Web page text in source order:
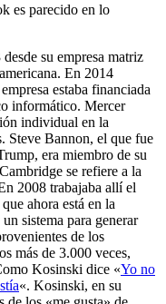
es parecido en lo
su empresa matriz
En 2014
estaba financiada
informático. Mercer
individual en la
Steve Bannon, el que fue
era miembro de su
se refiere a la
2008 trabajaba allí el
ahora está en la
sistema para generar
de los
más de 3.000 veces,
Kosinski dice «Yo no
«. Kosinski, en su